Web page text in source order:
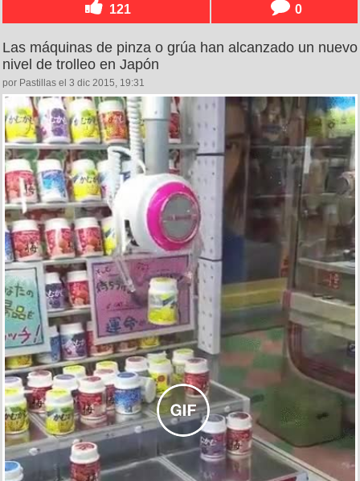
121 0
Las máquinas de pinza o grúa han alcanzado un nuevo
nivel de trolleo en Japón
por Pastillas el 3 dic 2015, 19:31